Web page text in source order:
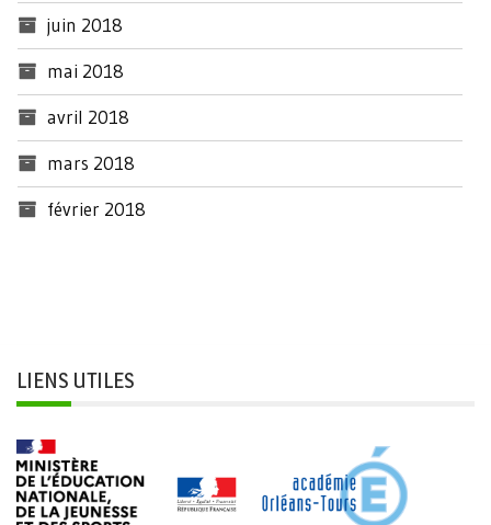
juin 2018
mai 2018
avril 2018
mars 2018
février 2018
LIENS UTILES